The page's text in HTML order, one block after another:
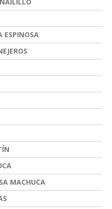
ESPINOSA
MACHUCA